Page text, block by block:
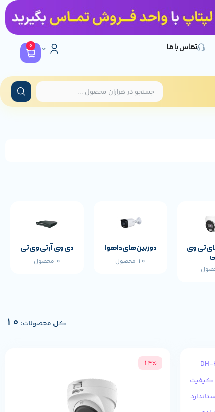
تماس با ما 0
تی وی
دوربین های داهوا
10 محصول
دی وی آر تی وی تی
0 محصول
کل محصولات: 10
14%